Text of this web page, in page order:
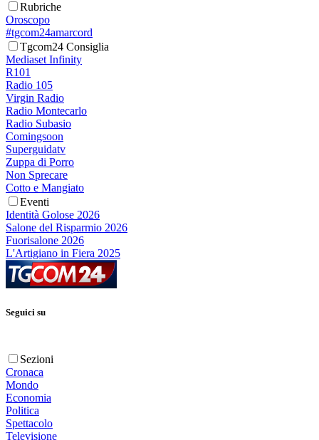
Rubriche
Oroscopo
#tgcom24amarcord
Tgcom24 Consiglia
Mediaset Infinity
R101
Radio 105
Virgin Radio
Radio Montecarlo
Radio Subasio
Comingsoon
Superguidatv
Zuppa di Porro
Non Sprecare
Cotto e Mangiato
Eventi
Identità Golose 2026
Salone del Risparmio 2026
Fuorisalone 2026
L'Artigiano in Fiera 2025
Seguici su
Sezioni
Cronaca
Mondo
Economia
Politica
Spettacolo
Televisione